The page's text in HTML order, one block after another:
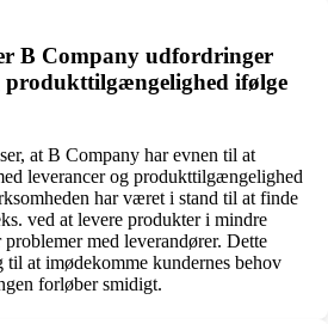
B Company udfordringer
produkttilgængelighed ifølge
at B Company har evnen til at
leverancer og produkttilgængelighed
har været i stand til at finde
ved at levere produkter i mindre
problemer med leverandører. Dette
at imødekomme kundernes behov
forløber smidigt.